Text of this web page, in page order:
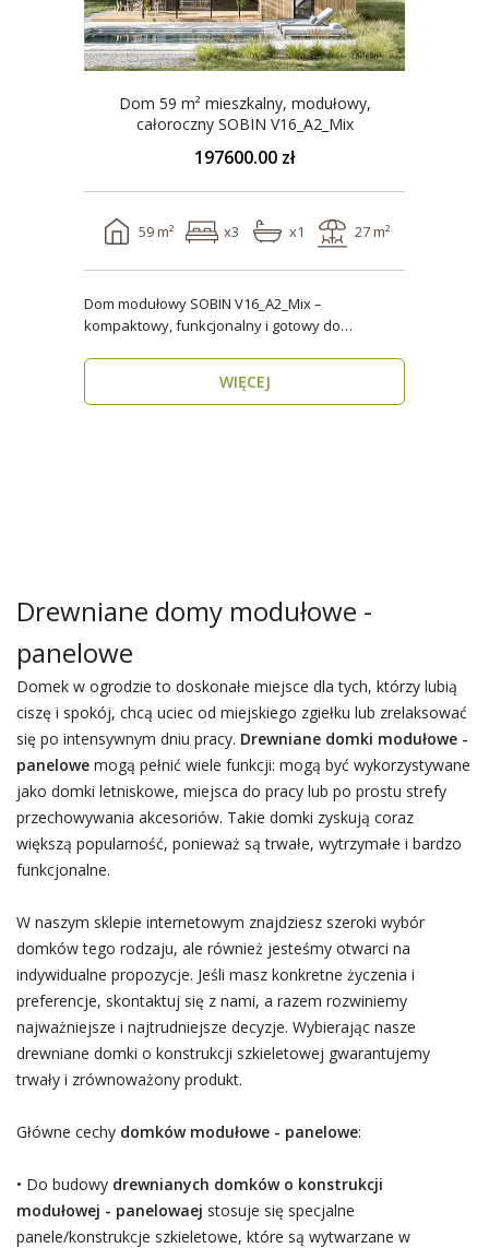
Dom 59 m² mieszkalny, modułowy,
całoroczny SOBIN V16_A2_Mix
197600.00 zł
59 m² x3 x1 27 m²
Dom modułowy SOBIN V16_A2_Mix –
kompaktowy, funkcjonalny i gotowy do
WIĘCEJ
Drewniane domy modułowe -
panelowe
Domek w ogrodzie to doskonałe miejsce dla tych, którzy lubią
ciszę i spokój, chcą uciec od miejskiego zgiełku lub zrelaksować
się po intensywnym dniu pracy. Drewniane domki modułowe -
panelowe mogą pełnić wiele funkcji: mogą być wykorzystywane
jako domki letniskowe, miejsca do pracy lub po prostu strefy
przechowywania akcesoriów. Takie domki zyskują coraz
większą popularność, ponieważ są trwałe, wytrzymałe i bardzo
funkcjonalne.
W naszym sklepie internetowym znajdziesz szeroki wybór
domków tego rodzaju, ale również jesteśmy otwarci na
indywidualne propozycje. Jeśli masz konkretne życzenia i
preferencje, skontaktuj się z nami, a razem rozwiniemy
najważniejsze i najtrudniejsze decyzje. Wybierając nasze
drewniane domki o konstrukcji szkieletowej gwarantujemy
trwały i zrównoważony produkt.
Główne cechy domków modułowe - panelowe:
• Do budowy drewnianych domków o konstrukcji
modułowej - panelowaej stosuje się specjalne
panele/konstrukcje szkieletowe, które są wytwarzane w